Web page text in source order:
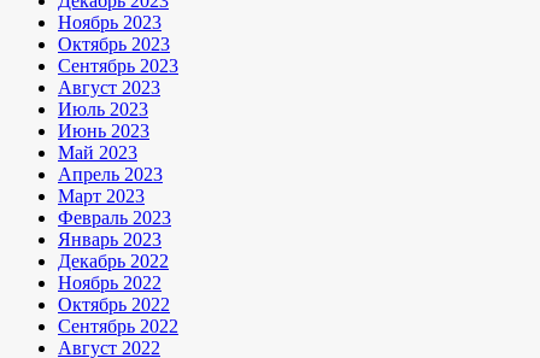
Ноябрь 2023
Октябрь 2023
Сентябрь 2023
Август 2023
Июль 2023
Июнь 2023
Май 2023
Апрель 2023
Март 2023
Февраль 2023
Январь 2023
Декабрь 2022
Ноябрь 2022
Октябрь 2022
Сентябрь 2022
Август 2022